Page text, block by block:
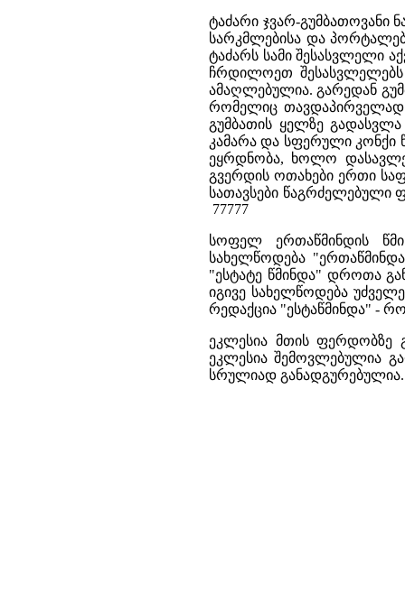
ტაძარი ჯვარ-გუმბათოვანი
სარკმლებისა და
ტაძარს სამი შესასვლელი
ჩრდილოეთ შესასვლელებს
ამაღლებულია. გარედან
რომელიც თავდაპირველად
გუმბათის ყელზე
კამარა და სფერული კონქი
ეყრდნობა, ხოლო
გვერდის ოთახები ერთი
სათავსები წაგრძელებული
77777
სოფელ ერთაწმინდის
სახელწოდება
"ესტატე წმინდა" დროთა
იგივე სახელწოდება
რედაქცია "ესტაწმინდა" -
ეკლესია მთის ფერდობზე
ეკლესია შემოვლებულია
სრულიად განადგურებულია.